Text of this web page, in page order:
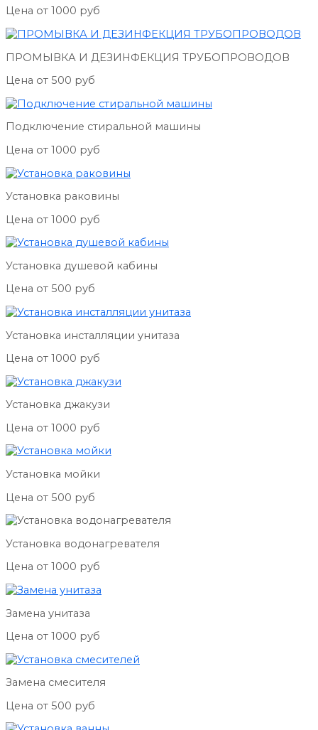
Цена от 1000 руб
ПРОМЫВКА И ДЕЗИНФЕКЦИЯ ТРУБОПРОВОДОВ
Цена от 500 руб
Подключение стиральной машины
Цена от 1000 руб
Установка раковины
Цена от 1000 руб
Установка душевой кабины
Цена от 500 руб
Установка инсталляции унитаза
Цена от 1000 руб
Установка джакузи
Цена от 1000 руб
Установка мойки
Цена от 500 руб
Установка водонагревателя
Цена от 1000 руб
Замена унитаза
Цена от 1000 руб
Замена смесителя
Цена от 500 руб